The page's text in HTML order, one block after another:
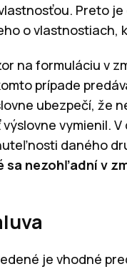
Preto
o vlastnostiach,
na formuláciu v
prípade
ubezpečí, že
vymienil.
daného
sa nezohľadní v
je vhodné